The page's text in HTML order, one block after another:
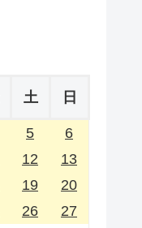
土 日
5
6
12
13
19
20
26
27